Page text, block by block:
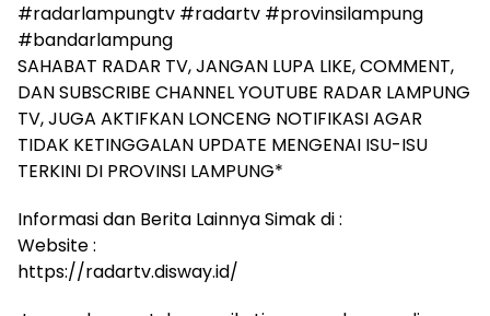
#radarlampungtv #radartv #provinsilampung
#bandarlampung
SAHABAT RADAR TV, JANGAN LUPA LIKE, COMMENT,
DAN SUBSCRIBE CHANNEL YOUTUBE RADAR LAMPUNG
TV, JUGA AKTIFKAN LONCENG NOTIFIKASI AGAR
TIDAK KETINGGALAN UPDATE MENGENAI ISU-ISU
TERKINI DI PROVINSI LAMPUNG*
Informasi dan Berita Lainnya Simak di :
Website :
https://radartv.disway.id/